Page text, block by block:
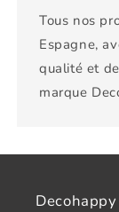
Tous nos
Espagne,
qualité et
marque
Decohappy